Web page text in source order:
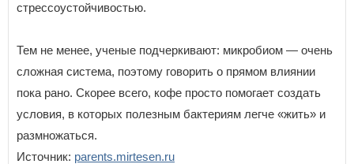
стрессоустойчивостью.
Тем не менее, ученые подчеркивают: микробиом — очень
сложная система, поэтому говорить о прямом влиянии
пока рано. Скорее всего, кофе просто помогает создать
условия, в которых полезным бактериям легче «жить» и
размножаться.
Источник: parents.mirtesen.ru